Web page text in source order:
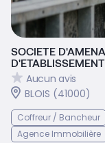
SOCIETE
Aucun avis
BLOIS (41000)
Coffreur / Bancheur
Agence Immobilière